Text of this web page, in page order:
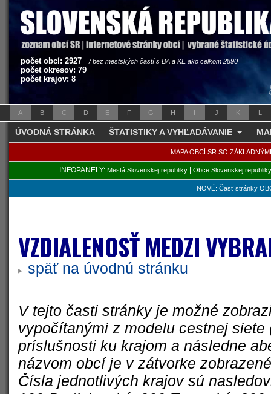
počet obcí: 2927 / bez mestských častí s BA a KE ako celkom 2890
počet okresov: 79
počet krajov: 8
A B C D E F G H I J K L
ÚVODNÁ STRÁNKA ŠTATISTIKY A VYHĽADÁVANIE
MAPA OBCÍ SR SO
INFOPANELY: Mestá Slovenskej republiky| Obce Slovenskej republiky
NOVÉ: Časť stránky
VZDIALENOSŤ MEDZI
späť na úvodnú stránku
V tejto časti stránky je možné
vypočítanými z modelu cestnej siete
príslušnosti ku krajom a následne
názvom obcí je v zátvorke
Čísla jednotlivých krajov sú